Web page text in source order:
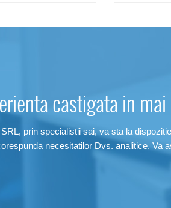
castigata in
prin specialistii sai, va sta la
necesitatilor Dvs. analitice. Va